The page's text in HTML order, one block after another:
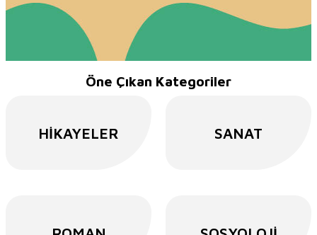
Öne Çıkan Kategoriler
HIKAYELER SANAT